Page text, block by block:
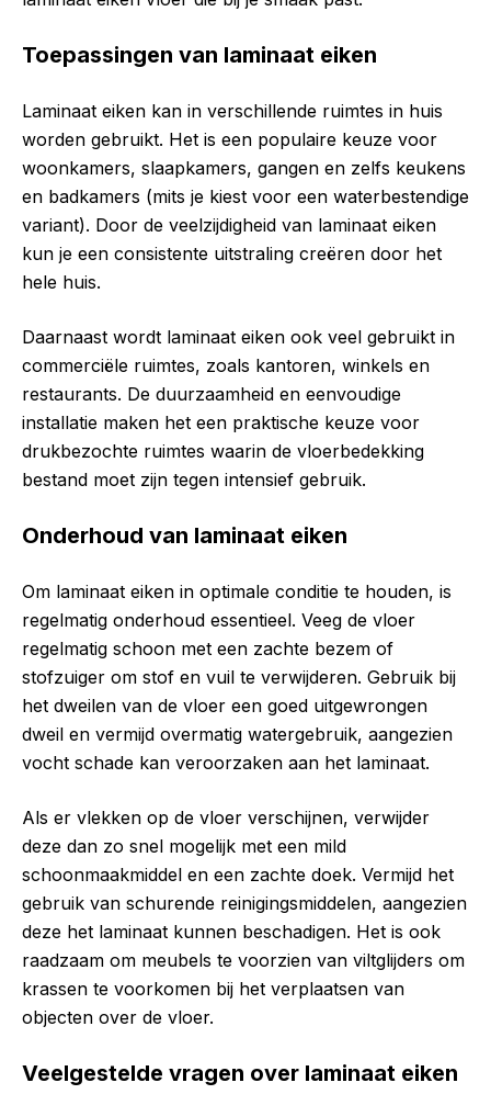
Toepassingen van laminaat eiken
Laminaat eiken kan in verschillende ruimtes in huis
worden gebruikt. Het is een populaire keuze voor
woonkamers, slaapkamers, gangen en zelfs keukens
en badkamers (mits je kiest voor een waterbestendige
variant). Door de veelzijdigheid van laminaat eiken
kun je een consistente uitstraling creëren door het
hele huis.
Daarnaast wordt laminaat eiken ook veel gebruikt in
commerciële ruimtes, zoals kantoren, winkels en
restaurants. De duurzaamheid en eenvoudige
installatie maken het een praktische keuze voor
drukbezochte ruimtes waarin de vloerbedekking
bestand moet zijn tegen intensief gebruik.
Onderhoud van laminaat eiken
Om laminaat eiken in optimale conditie te houden, is
regelmatig onderhoud essentieel. Veeg de vloer
regelmatig schoon met een zachte bezem of
stofzuiger om stof en vuil te verwijderen. Gebruik bij
het dweilen van de vloer een goed uitgewrongen
dweil en vermijd overmatig watergebruik, aangezien
vocht schade kan veroorzaken aan het laminaat.
Als er vlekken op de vloer verschijnen, verwijder
deze dan zo snel mogelijk met een mild
schoonmaakmiddel en een zachte doek. Vermijd het
gebruik van schurende reinigingsmiddelen, aangezien
deze het laminaat kunnen beschadigen. Het is ook
raadzaam om meubels te voorzien van viltglijders om
krassen te voorkomen bij het verplaatsen van
objecten over de vloer.
Veelgestelde vragen over laminaat eiken